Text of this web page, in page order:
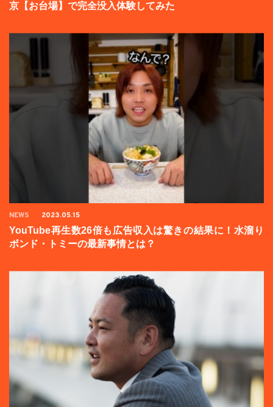
京【お台場】で完全没入体験してみた
NEWS 2023.05.15
YouTube再生数26倍も広告収入は驚きの結果に！水溜り
ボンド・トミーの最新事情とは？